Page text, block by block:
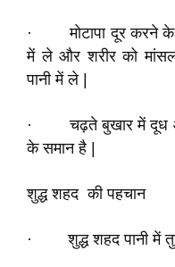
· मोटापा दूर करने के
में ले और शरीर को
पानी में ले |
· चढ़ते बुखार में दूध
के समान है |
शुद्ध शहद की पहचान
· शुद्ध शहद पानी में